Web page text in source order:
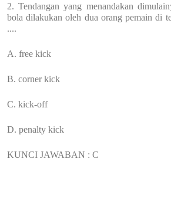
2. Tendangan yang menandakan
bola dilakukan oleh dua orang pemain di
....
A. free kick
B. corner kick
C. kick-off
D. penalty kick
KUNCI JAWABAN : C